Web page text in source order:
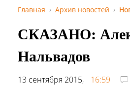
Главная Архив новостей
СКАЗАНО:
Нальвадов
13 сентября 2015, 16:59